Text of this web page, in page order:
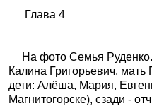
Глава 4
На фото Семья
Калина Григорьевич, мать
дети: Алёша, Мария,
Магнитогорске), сзади -